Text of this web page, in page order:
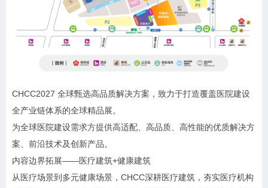
CHCC2027 全球甄选高品质解决方案，致力于打造覆盖医院建设
全产业链体系的全球精品展。
为全球医院建设需求方提供高适配、高品质、高性能的优质解决方
案、前沿技术及创新产品。
内容边界拓展——医疗建筑+健康建筑
从医疗场景到多元健康场景，CHCC深耕医疗建筑，夯实医疗机构